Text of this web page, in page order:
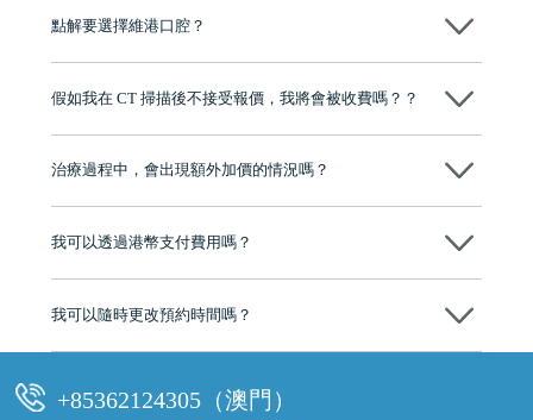
點解要選擇維港口腔？
牌」、「2025香港企業領袖品牌」，是諾貝爾種植系統全球放心植牙中
至今已服務超過三十個國家和地區的顧客，受到粵港澳大灣區及周邊城
市市民極高的口碑評價及信任推薦 珠海、深圳設有八大分院，香港亦設
有咨詢及服務保障中心，有任何問題都可以隨時預約免費咨詢，讓人十
假如我在 CT 掃描後不接受報價，我將會被收費嗎？？
治療過程中，會出現額外加價的情況嗎？
我可以透過港幣支付費用嗎？
我可以隨時更改預約時間嗎？
+85362124305（澳門）